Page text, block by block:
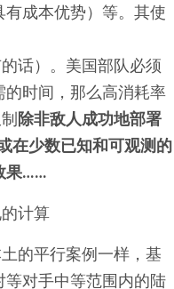
成本优势）等。其使
话）。美国部队必须
时间，那么高消耗率
除非敌人成功地部署
在少数已知和可观测的
果……
计算
的平行案例一样，基
对手中等范围内的陆